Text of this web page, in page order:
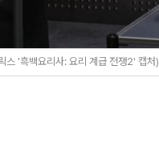
'흑백요리사: 요리 계급 전쟁2' 캡처)